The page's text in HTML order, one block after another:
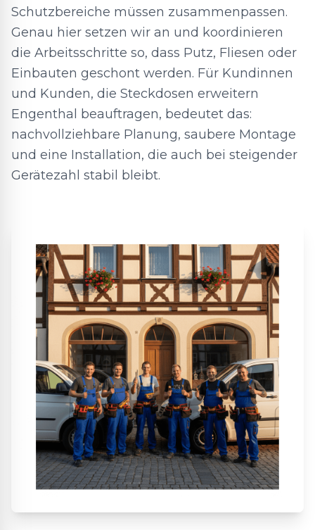
Schutzbereiche müssen zusammenpassen.
Genau hier setzen wir an und koordinieren
die Arbeitsschritte so, dass Putz, Fliesen oder
Einbauten geschont werden. Für Kundinnen
und Kunden, die Steckdosen erweitern
Engenthal beauftragen, bedeutet das:
nachvollziehbare Planung, saubere Montage
und eine Installation, die auch bei steigender
Gerätezahl stabil bleibt.